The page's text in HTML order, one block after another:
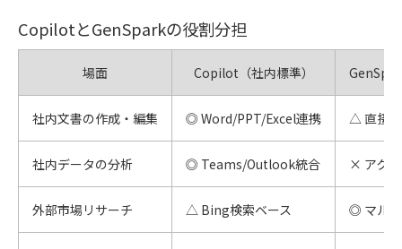
CopilotとGenSparkの役割分担
場面 Copilot（社内標準）
社内文書の作成・編集 ◎ Word/PPT/Excel連携 △ 直接
社内データの分析 ◎ Teams/Outlook統合 × アク
外部市場リサーチ △ Bing検索ベース ◎ マル